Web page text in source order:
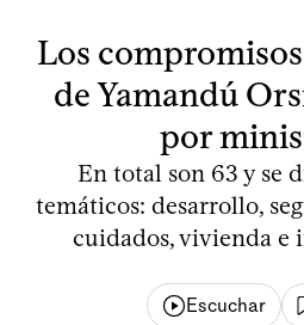
Los
de Yamandú
por
En total son 63 y se
temáticos: desarrollo,
cuidados, vivienda e
Escuchar